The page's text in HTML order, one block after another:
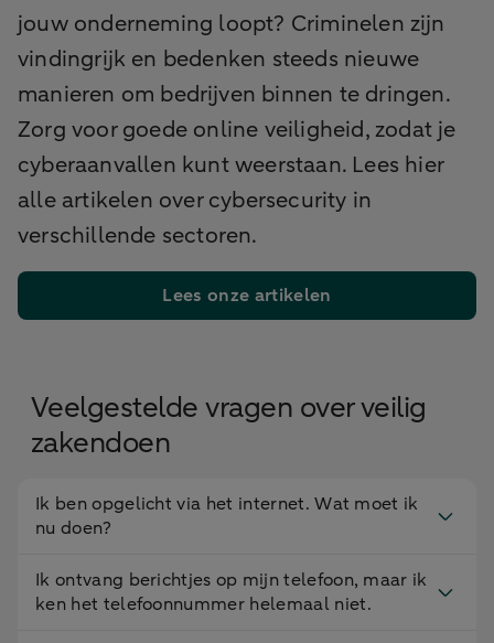
jouw onderneming loopt? Criminelen zijn
vindingrijk en bedenken steeds nieuwe
manieren om bedrijven binnen te dringen.
Zorg voor goede online veiligheid, zodat je
cyberaanvallen kunt weerstaan. Lees hier
alle artikelen over cybersecurity in
verschillende sectoren.
Lees onze artikelen
Veelgestelde vragen over veilig
zakendoen
Ik ben opgelicht via het internet. Wat moet ik
nu doen?
Ik ontvang berichtjes op mijn telefoon, maar ik
ken het telefoonnummer helemaal niet.